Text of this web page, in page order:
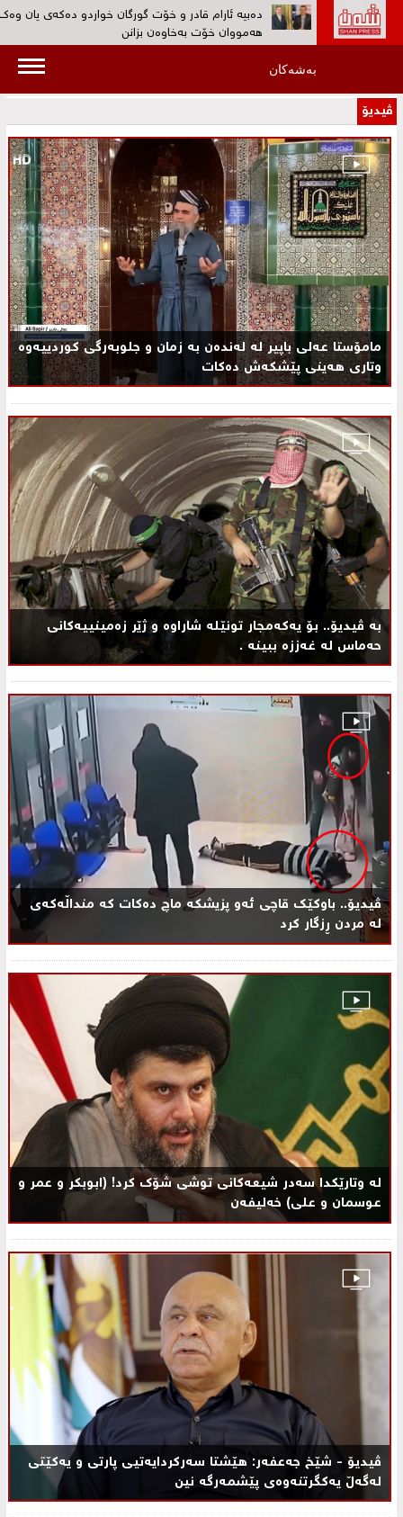
دەبیە ئارام قادر و خۆت گورگان خواردو ده‌كه‌ی یان
هەمووان خۆت بەخاوەن بزانن‌
ڕۆژانى 19 و 20ى ئەم مانگە کۆنگرەى پێنجی
بێنێتە ئاراوە‌
بەڤیدیۆ... 30 ئەندامی پارتی کرێکارانی کوردستان
دەیانسووتێنن‌
هۆكاری دەستگیرکردن ‌و بێسەروشوێنکردنی ئارام قادر
نیشتمانیی بزانه‌؟‌
بەشەکان
ڤیدیۆ
مامۆستا عه‌لی باپیر له‌ له‌نده‌ن به‌ زمان و جلوبه‌رگی كوردییه‌وه‌
وتاری هه‌ینی پێشكه‌ش ده‌كات
بە ڤیدیۆ.. بۆ یه‌كه‌مجار تونێلە شاراوه‌ و ژێر زەمینییەکانی
حەماس لە غەززە ببینە .
ڤیدیۆ.. باوکێک قاچی ئەو پزیشکە ماچ دەکات کە منداڵەکەی
لە مردن ڕزگار کرد
لە وتارێکدا سه‌در شيعەکانی توشی شۆک کرد! (ابوبكر و عمر و
عوسمان و علی) خه‌لیفه‌ن
ڤیدیۆ - شێخ جەعفەر: هێشتا سەرکردایەتیی پارتی و یەکێتی
لەگەڵ یەکگرتنەوەی پێشمەرگە نین